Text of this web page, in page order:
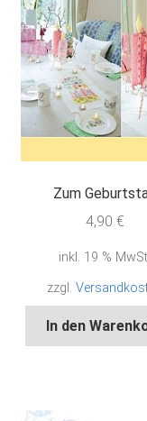
Zum
4,90 €
inkl. 19 %
zzgl.
In den